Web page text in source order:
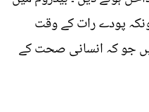
پودے رات کے وقت
جو کہ انسانی صحت کے